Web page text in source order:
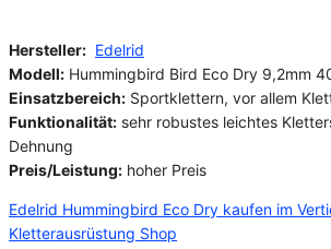
Hersteller: Edelrid
Modell: Hummingbird Bird Eco Dry 9,2mm
Einsatzbereich: Sportklettern, vor allem
Funktionalität: sehr robustes leichtes
Dehnung
Preis/Leistung: hoher Preis
Edelrid Hummingbird Eco Dry kaufen im
Kletterausrüstung Shop